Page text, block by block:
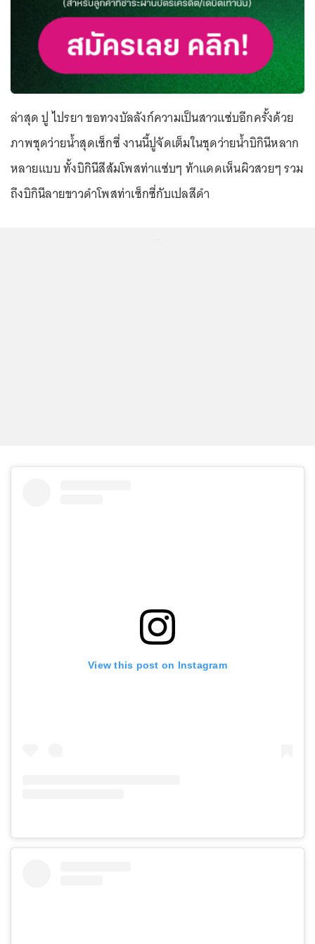
ล่าสุด ปู ไปรยา ขอทวงบัลลังก์ความเป็นสาวแซ่บอีกครั้งด้วย
ภาพชุดว่ายน้ำสุดเซ็กซี่ งานนี้ปูจัดเต็มในชุดว่ายน้ำบิกินีหลาก
หลายแบบ ทั้งบิกินีสีส้มโพสท่าแซ่บๆ ท้าแดดเห็นผิวสวยๆ รวม
ถึงบิกินีลายขาวดำโพสท่าเซ็กซี่กับเปลสีดำ
View this post on Instagram